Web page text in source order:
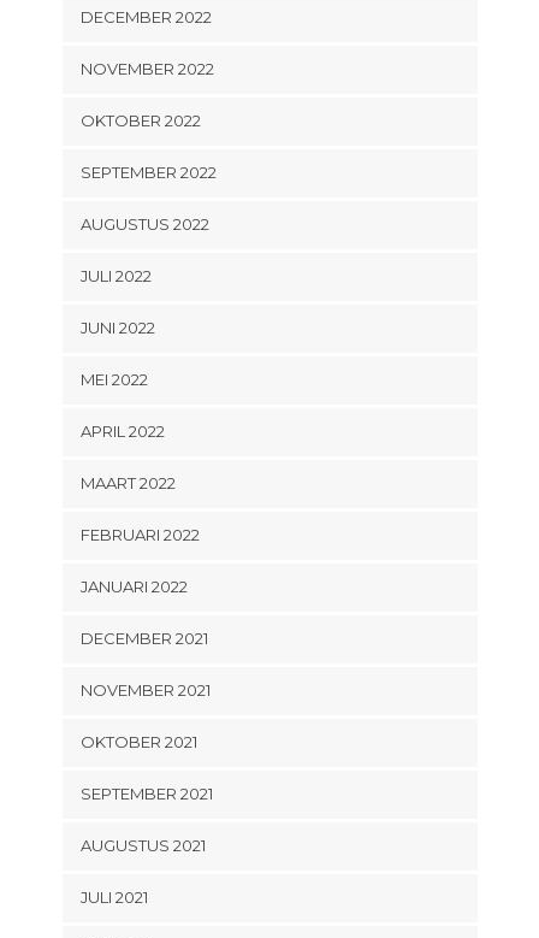
DECEMBER 2022
NOVEMBER 2022
OKTOBER 2022
SEPTEMBER 2022
AUGUSTUS 2022
JULI 2022
JUNI 2022
MEI 2022
APRIL 2022
MAART 2022
FEBRUARI 2022
JANUARI 2022
DECEMBER 2021
NOVEMBER 2021
OKTOBER 2021
SEPTEMBER 2021
AUGUSTUS 2021
JULI 2021